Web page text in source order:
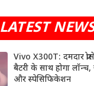
LATEST
Vivo X300T: दमदार
बैटरी के साथ होगा
और स्पेसिफिकेशन